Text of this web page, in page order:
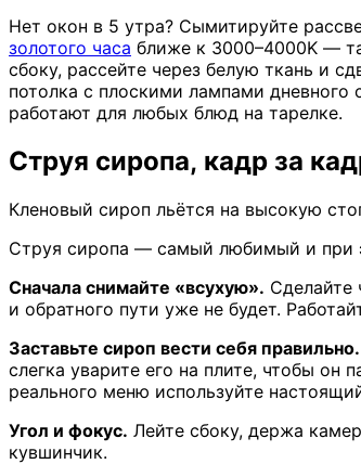
Нет окон в 5 утра? Сымитируйте
золотого часа ближе к 3000–4000K —
сбоку, рассейте через белую ткань и
потолка с плоскими лампами дневного
работают для любых блюд на тарелке.
Струя сиропа, кадр за
Кленовый сироп льётся на высокую
Струя сиропа — самый любимый и при
Сначала снимайте «всухую». Сделайте
и обратного пути уже не будет.
Заставьте сироп вести себя правильно.
слегка уварите его на плите, чтобы
реального меню используйте
Угол и фокус. Лейте сбоку, держа
кувшинчик.